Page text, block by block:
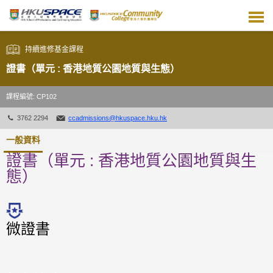
主
內
容
持續進修基金課程
證書（單元 : 香港地質公園地質與生態）
課程編號: CP102
3762 2294 ccadmissions@hkuspace.hku.hk
一般資料
證書（單元 : 香港地質公園地質與生
態）
微證書